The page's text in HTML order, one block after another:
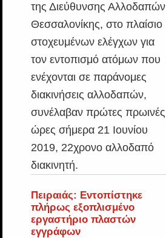
της Διεύθυνσης Αλλοδαπών
Θεσσαλονίκης, στο πλαίσιο
στοχευμένων ελέγχων για
τον εντοπισμό ατόμων που
ενέχονται σε παράνομες
διακινήσεις αλλοδαπών,
συνέλαβαν πρώτες πρωινές
ώρες σήμερα 21 Ιουνίου
2019, 22χρονο αλλοδαπό
διακινητή.
Πειραιάς: Εντοπίστηκε
πλήρως εξοπλισμένο
εργαστήριο πλαστών
εγγράφων